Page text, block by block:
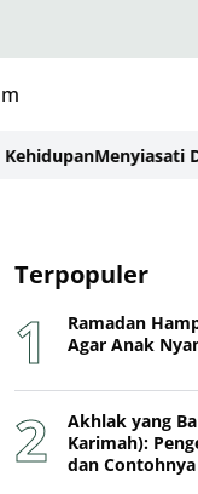
Menyiasati Dunia
Terpopuler
Ramadan
Agar Anak
Akhlak yang
Karimah):
dan